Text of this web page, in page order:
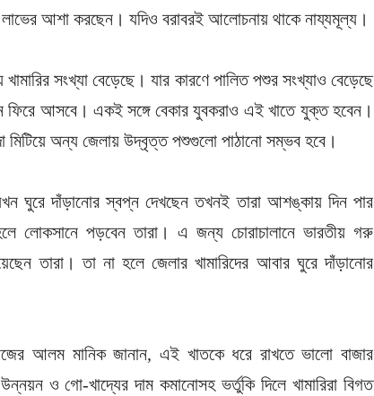
লাভের আশা করছেন। যদিও বরাবরই আলোচনায় থাকে নায্যমূল্য।
সংখ্যা বেড়েছে। যার কারণে পালিত পশুর সংখ্যাও বেড়েছে
ফিরে আসবে। একই সঙ্গে বেকার যুবকরাও এই খাতে যুক্ত হবেন।
মিটিয়ে অন্য জেলায় উদ্বৃত্ত পশুগুলো পাঠানো সম্ভব হবে।
যখন ঘুরে দাঁড়ানোর স্বপ্ন দেখছেন তখনই তারা আশঙ্কায় দিন পার
লোকসানে পড়বেন তারা। এ জন্য চোরাচালানে ভারতীয় গরু
তারা। তা না হলে জেলার খামারিদের আবার ঘুরে দাঁড়ানোর
আলম মানিক জানান, এই খাতকে ধরে রাখতে ভালো বাজার
ও গো-খাদ্যের দাম কমানোসহ ভর্তুকি দিলে খামারিরা বিগত